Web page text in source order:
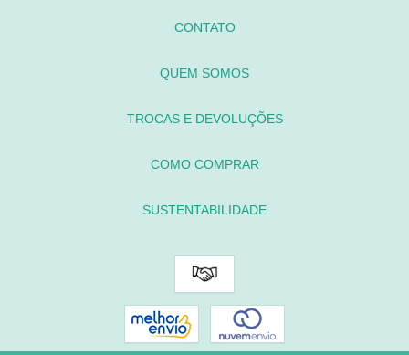
CONTATO
QUEM SOMOS
TROCAS E DEVOLUÇÕES
COMO COMPRAR
SUSTENTABILIDADE